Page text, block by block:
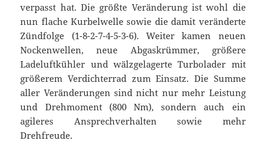
verpasst hat. Die größte Veränderung ist wohl die
nun flache Kurbelwelle sowie die damit veränderte
Zündfolge (1-8-2-7-4-5-3-6). Weiter kamen neuen
Nockenwellen, neue Abgaskrümmer, größere
Ladeluftkühler und wälzgelagerte Turbolader mit
größerem Verdichterrad zum Einsatz. Die Summe
aller Veränderungen sind nicht nur mehr Leistung
und Drehmoment (800 Nm), sondern auch ein
agileres Ansprechverhalten sowie mehr
Drehfreude.